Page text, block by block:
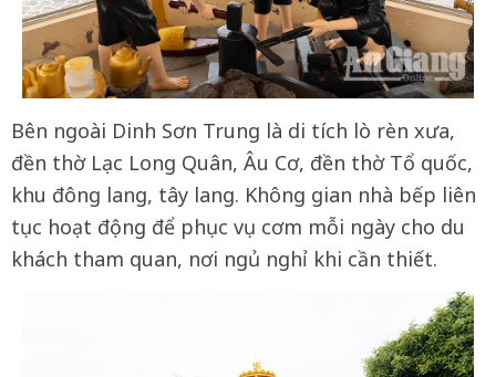
Bên ngoài Dinh Sơn Trung là di tích lò rèn xưa,
đền thờ Lạc Long Quân, Âu Cơ, đền thờ Tổ quốc,
khu đông lang, tây lang. Không gian nhà bếp liên
tục hoạt động để phục vụ cơm mỗi ngày cho du
khách tham quan, nơi ngủ nghỉ khi cần thiết.